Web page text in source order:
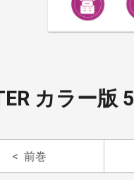
カラー版 5
前巻